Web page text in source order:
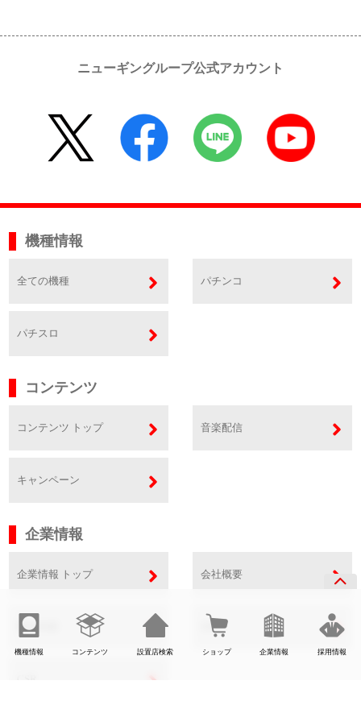
機種情報 コンテンツ 設置店検索 ショップ 企業情報 採用情報
ニューギングループ公式アカウント
機種情報
全ての機種 パチンコ
パチスロ
コンテンツ
コンテンツ トップ 音楽配信
キャンペーン
企業情報
企業情報 トップ 会社概要
事業内容 SDGs